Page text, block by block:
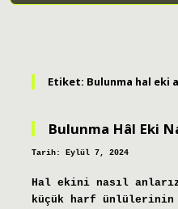
Etiket: Bulunma hal eki
Bulunma Hâl Eki
Tarih: Eylül 7, 2024
Hal ekini nasıl
küçük harf ünlülerinin